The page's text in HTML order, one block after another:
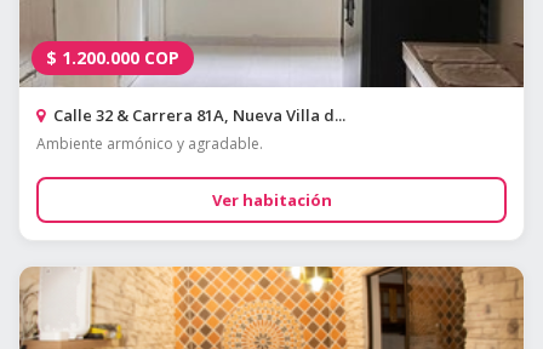
$ 1.200.000 COP
Calle 32 & Carrera 81A, Nueva Villa d...
Ambiente armónico y agradable.
Ver habitación